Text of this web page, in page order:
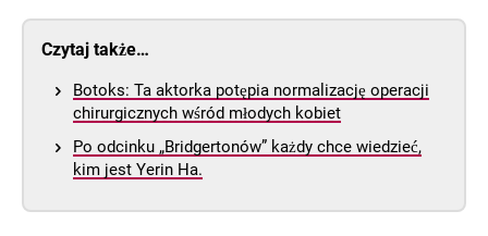
Czytaj także…
Botoks: Ta aktorka potępia normalizację operacji
chirurgicznych wśród młodych kobiet
Po odcinku „Bridgertonów” każdy chce wiedzieć,
kim jest Yerin Ha.